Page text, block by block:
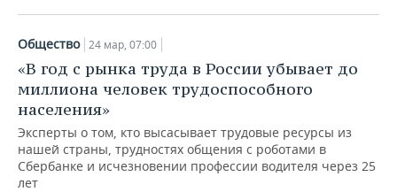
Общество 24 мар, 07:00
«В год с рынка труда в России убывает до
миллиона человек трудоспособного
населения»
Эксперты о том, кто высасывает трудовые ресурсы из
нашей страны, трудностях общения с роботами в
Сбербанке и исчезновении профессии водителя через 25
лет